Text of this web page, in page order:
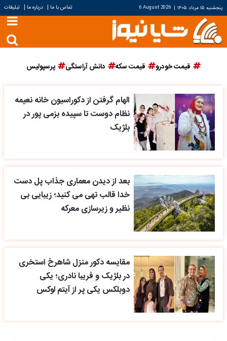
پنجشنبه ۱۵ مرداد ۱۴۰۵ |
6 August 2026 تماس با ما | درباره ما | تبلیغات
قیمت خودرو قیمت سکه دانش آراستگی پرسپولیس
الهام گرفتن از دکوراسیون خانه نعیمه
نظام دوست تا سپیده بزمی پور در
بلژیک
بعد از دیدن معماری جذاب پل دست
خدا قالب تهی می کنید؛ زیبایی بی
نظیر و زیرسازی معرکه
مقایسه دکور منزل شاهرخ استخری
در بلژیک و فریبا نادری؛ یکی
دوبلکس یکی پر از آیتم لوکس